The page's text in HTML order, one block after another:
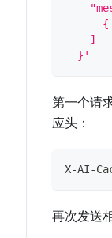
{
    ]
  }'
第一个请
应头：
X-AI-
再次发送